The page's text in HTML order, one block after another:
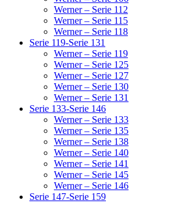
Werner – Serie 112
Werner – Serie 115
Werner – Serie 118
Serie 119-Serie 131
Werner – Serie 119
Werner – Serie 125
Werner – Serie 127
Werner – Serie 130
Werner – Serie 131
Serie 133-Serie 146
Werner – Serie 133
Werner – Serie 135
Werner – Serie 138
Werner – Serie 140
Werner – Serie 141
Werner – Serie 145
Werner – Serie 146
Serie 147-Serie 159